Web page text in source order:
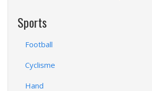
Sports
Football
Cyclisme
Hand